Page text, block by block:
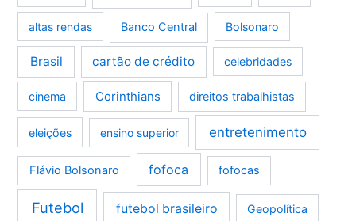
altas rendas Banco Central Bolsonaro
Brasil cartão de crédito celebridades
cinema Corinthians direitos trabalhistas
eleições ensino superior entretenimento
Flávio Bolsonaro fofoca fofocas
Futebol futebol brasileiro Geopolítica